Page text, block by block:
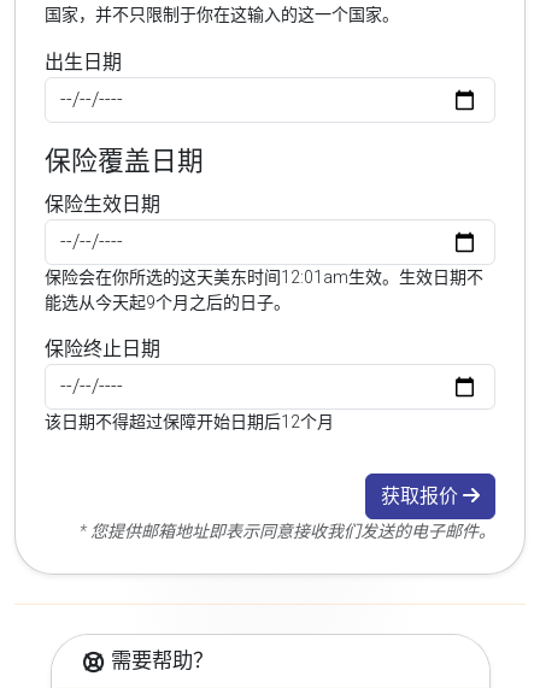
国家，并不只限制于你在这输入的这一个国家。
出生日期
保险覆盖日期
保险生效日期
保险会在你所选的这天美东时间12:01am生效。生效日期不
能选从今天起9个月之后的日子。
保险终止日期
该日期不得超过保障开始日期后12个月
获取报价
* 您提供邮箱地址即表示同意接收我们发送的电子邮件。
需要帮助？